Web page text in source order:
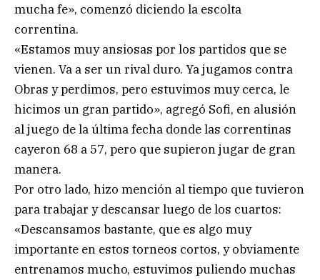
mucha fe», comenzó diciendo la escolta
correntina.
«Estamos muy ansiosas por los partidos que se
vienen. Va a ser un rival duro. Ya jugamos contra
Obras y perdimos, pero estuvimos muy cerca, le
hicimos un gran partido», agregó Sofi, en alusión
al juego de la última fecha donde las correntinas
cayeron 68 a 57, pero que supieron jugar de gran
manera.
Por otro lado, hizo mención al tiempo que tuvieron
para trabajar y descansar luego de los cuartos:
«Descansamos bastante, que es algo muy
importante en estos torneos cortos, y obviamente
entrenamos mucho, estuvimos puliendo muchas